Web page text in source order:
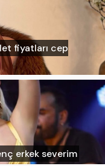
fiyatları cep
erkek severim